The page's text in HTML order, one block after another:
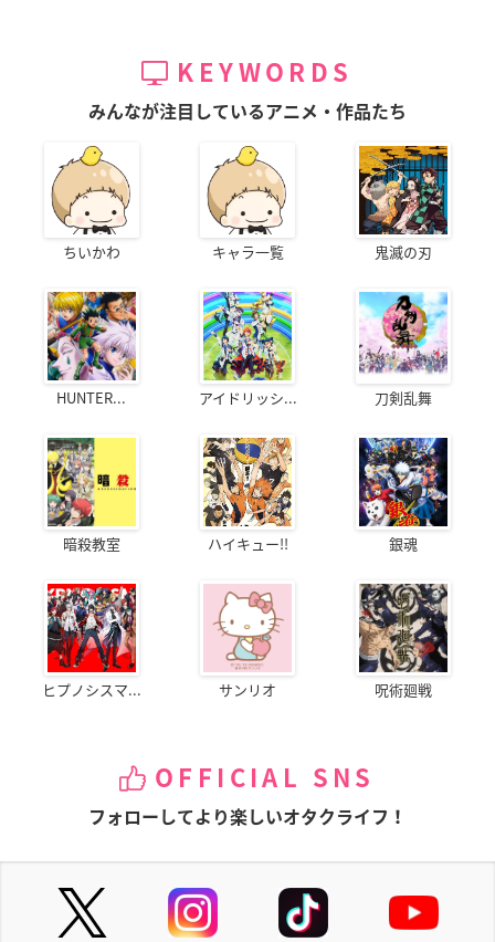
KEYWORDS
みんなが注目しているアニメ・作品たち
ちいかわ キャラ一覧 鬼滅の刃
HUNTER... アイドリッシ... 刀剣乱舞
暗殺教室 ハイキュー!! 銀魂
ヒプノシスマ... サンリオ 呪術廻戦
OFFICIAL SNS
フォローしてより楽しいオタクライフ！